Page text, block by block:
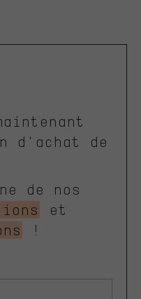
d'achat de
de nos
et
!